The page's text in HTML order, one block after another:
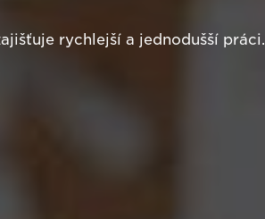
rychlejší a jednodušší práci.